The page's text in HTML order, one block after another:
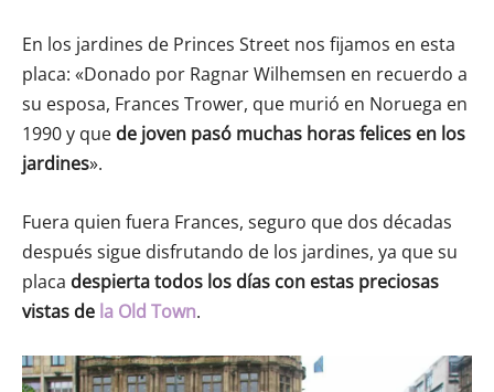
En los jardines de Princes Street nos fijamos en esta
placa: «Donado por Ragnar Wilhemsen en recuerdo a
su esposa, Frances Trower, que murió en Noruega en
1990 y que de joven pasó muchas horas felices en los
jardines».
Fuera quien fuera Frances, seguro que dos décadas
después sigue disfrutando de los jardines, ya que su
placa despierta todos los días con estas preciosas
vistas de la Old Town.